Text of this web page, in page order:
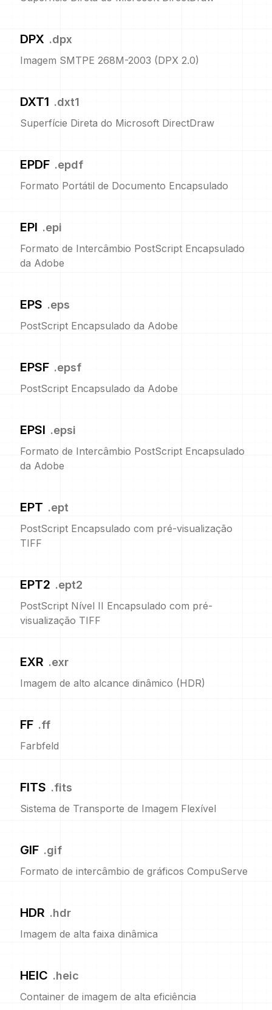
DPX .dpx
Imagem SMTPE 268M-2003 (DPX 2.0)
DXT1 .dxt1
Superfície Direta do Microsoft DirectDraw
EPDF .epdf
Formato Portátil de Documento Encapsulado
EPI .epi
Formato de Intercâmbio PostScript Encapsulado
da Adobe
EPS .eps
PostScript Encapsulado da Adobe
EPSF .epsf
PostScript Encapsulado da Adobe
EPSI .epsi
Formato de Intercâmbio PostScript Encapsulado
da Adobe
EPT .ept
PostScript Encapsulado com pré-visualização
TIFF
EPT2 .ept2
PostScript Nível II Encapsulado com pré-
visualização TIFF
EXR .exr
Imagem de alto alcance dinâmico (HDR)
FF .ff
Farbfeld
FITS .fits
Sistema de Transporte de Imagem Flexível
GIF .gif
Formato de intercâmbio de gráficos CompuServe
HDR .hdr
Imagem de alta faixa dinâmica
HEIC .heic
Container de imagem de alta eficiência